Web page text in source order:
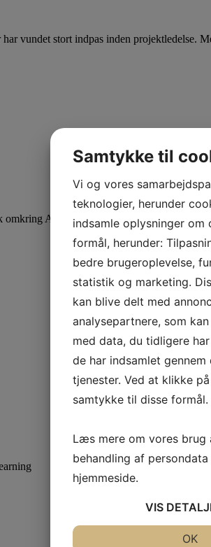
vundet stort indpas inden
omkring Agil best practice samt at blive
Samtykke til
Vi og vores
teknologier, herunder
indsamle oplysninger
formål, herunder:
bedre brugeroplevelse,
statistik og marketing.
kan blive delt med
analysepartnere, som
med data, du tidligere
de har indsamlet
tjenester. Ved at klikke
samtykke til disse formål.
Læs mere om vores brug
behandling af
hjemmeside.
VIS
OK